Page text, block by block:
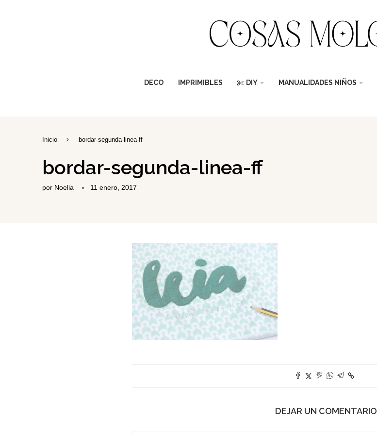
DECO IMPRIMIBLES DIY MANUALIDADES NIÑOS
Inicio bordar-segunda-linea-ff
bordar-segunda-linea-ff
por Noelia 11 enero, 2017
DEJAR UN COMENTARIO